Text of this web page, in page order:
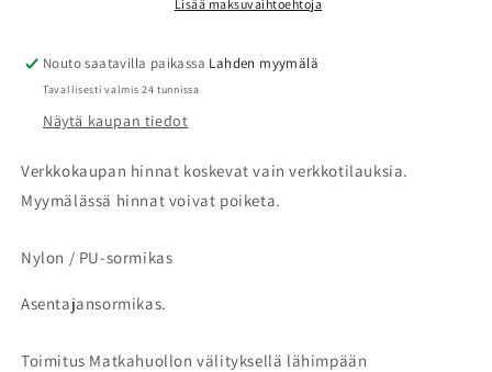
Lisää maksuvaihtoehtoja
Nouto saatavilla paikassa Lahden myymälä
Tavallisesti valmis 24 tunnissa
Näytä kaupan tiedot
Verkkokaupan hinnat koskevat vain verkkotilauksia.
Myymälässä hinnat voivat poiketa.
Nylon / PU-sormikas
Asentajansormikas.
Toimitus Matkahuollon välityksellä lähimpään